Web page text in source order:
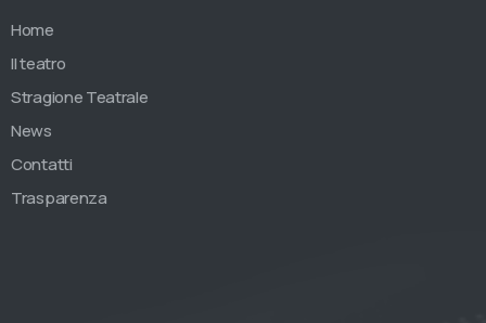
Home
Il teatro
Stragione Teatrale
News
Contatti
Trasparenza